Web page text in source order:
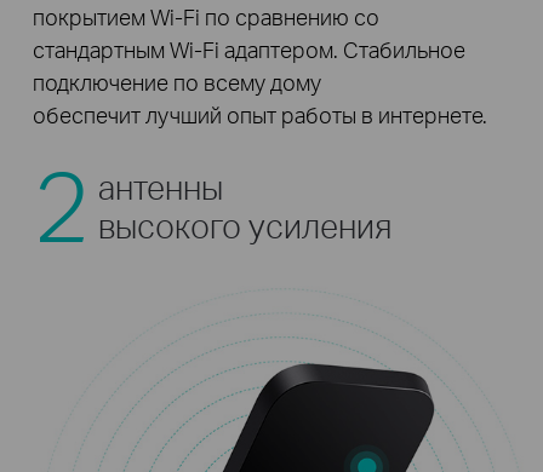
покрытием Wi-Fi по сравнению со
стандартным Wi-Fi адаптером. Стабильное
подключение по всему дому
обеспечит лучший опыт работы в интернете.
2антенны
высокого усиления